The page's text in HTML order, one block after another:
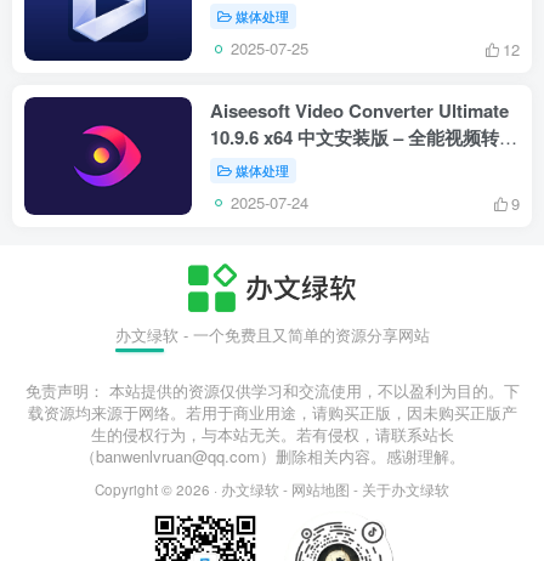
媒体处理
2025-07-25 12
Aiseesoft Video Converter Ultimate
10.9.6 x64 中文安装版 – 全能视频转换
与编辑工具
媒体处理
2025-07-24 9
办文绿软 - 一个免费且又简单的资源分享网站
免责声明： 本站提供的资源仅供学习和交流使用，不以盈利为目的。下
载资源均来源于网络。若用于商业用途，请购买正版，因未购买正版产
生的侵权行为，与本站无关。若有侵权，请联系站长
（banwenlvruan@qq.com）删除相关内容。感谢理解。
Copyright © 2026 · 办文绿软 - 网站地图 - 关于办文绿软